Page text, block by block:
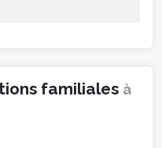
familiales à